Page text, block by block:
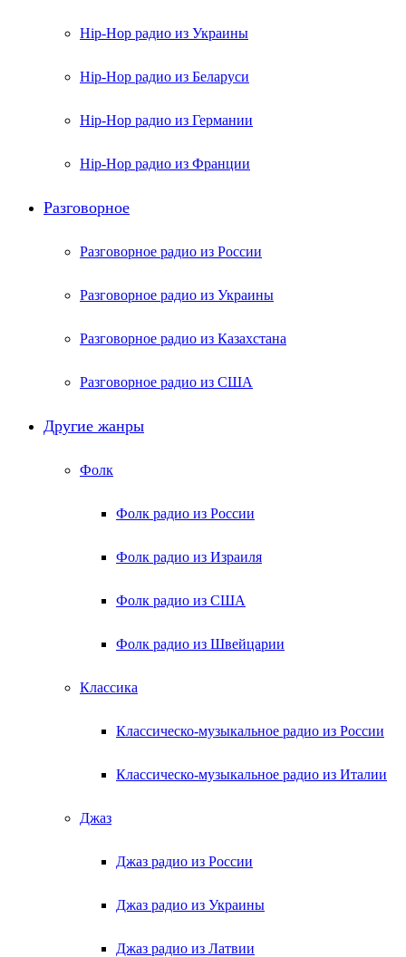
Hip-Hop радио из Украины
Hip-Hop радио из Беларуси
Hip-Hop радио из Германии
Hip-Hop радио из Франции
Разговорное
Разговорное радио из России
Разговорное радио из Украины
Разговорное радио из Казахстана
Разговорное радио из США
Другие жанры
Фолк
Фолк радио из России
Фолк радио из Израиля
Фолк радио из США
Фолк радио из Швейцарии
Классика
Классическо-музыкальное радио из России
Классическо-музыкальное радио из Италии
Джаз
Джаз радио из России
Джаз радио из Украины
Джаз радио из Латвии